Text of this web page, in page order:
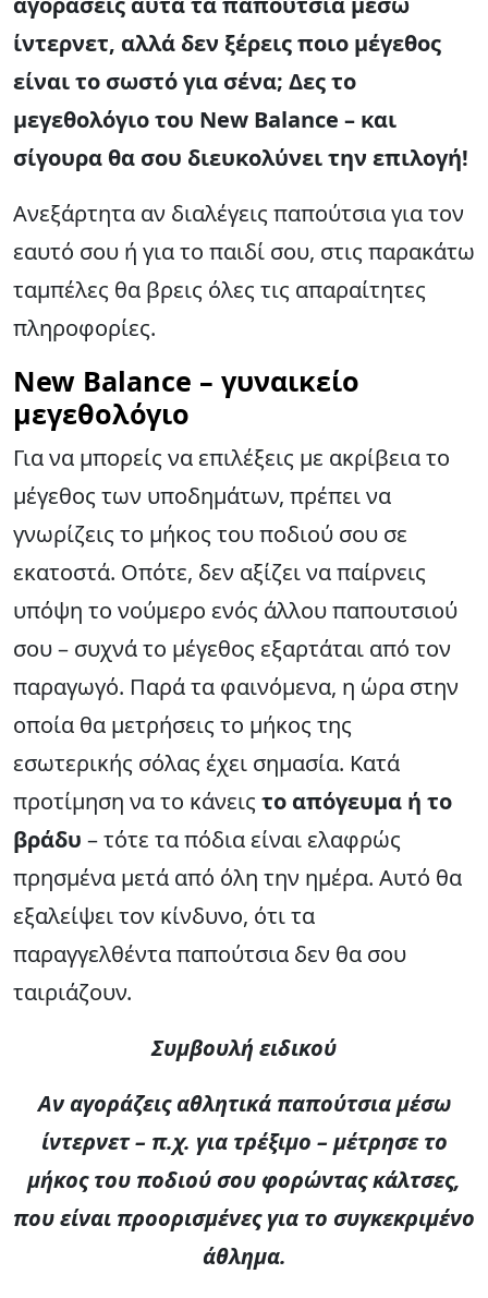
ίντερνετ, αλλά δεν ξέρεις ποιο μέγεθος
είναι το σωστό για σένα; Δες το
μεγεθολόγιο του New Balance – και
σίγουρα θα σου διευκολύνει την επιλογή!
Ανεξάρτητα αν διαλέγεις παπούτσια για τον
εαυτό σου ή για το παιδί σου, στις παρακάτω
ταμπέλες θα βρεις όλες τις απαραίτητες
πληροφορίες.
New Balance – γυναικείο
μεγεθολόγιο
Για να μπορείς να επιλέξεις με ακρίβεια το
μέγεθος των υποδημάτων, πρέπει να
γνωρίζεις το μήκος του ποδιού σου σε
εκατοστά. Οπότε, δεν αξίζει να παίρνεις
υπόψη το νούμερο ενός άλλου παπουτσιού
σου – συχνά το μέγεθος εξαρτάται από τον
παραγωγό. Παρά τα φαινόμενα, η ώρα στην
οποία θα μετρήσεις το μήκος της
εσωτερικής σόλας έχει σημασία. Κατά
προτίμηση να το κάνεις το απόγευμα ή το
βράδυ – τότε τα πόδια είναι ελαφρώς
πρησμένα μετά από όλη την ημέρα. Αυτό θα
εξαλείψει τον κίνδυνο, ότι τα
παραγγελθέντα παπούτσια δεν θα σου
ταιριάζουν.
Συμβουλή ειδικού
Αν αγοράζεις αθλητικά παπούτσια μέσω
ίντερνετ – π.χ. για τρέξιμο – μέτρησε το
μήκος του ποδιού σου φορώντας κάλτσες,
που είναι προορισμένες για το συγκεκριμένο
άθλημα.